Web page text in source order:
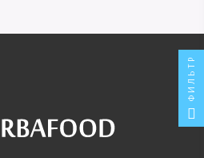
ФИЛЬТР